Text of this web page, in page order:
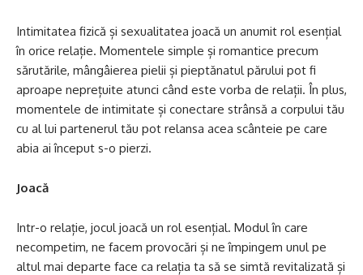
Intimitatea fizică și sexualitatea joacă un anumit rol esențial
în orice relație. Momentele simple și romantice precum
sărutările, mângâierea pielii și pieptănatul părului pot fi
aproape neprețuite atunci când este vorba de relații. În plus,
momentele de intimitate și conectare strânsă a corpului tău
cu al lui partenerul tău pot relansa acea scânteie pe care
abia ai început s-o pierzi.
Joacă
Intr-o relație, jocul joacă un rol esențial. Modul în care
necompetim, ne facem provocări și ne împingem unul pe
altul mai departe face ca relația ta să se simtă revitalizată și